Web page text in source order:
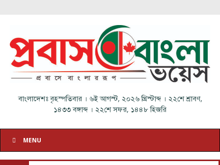
বাংলাদেশঃবৃহস্পতিবার। ৬ই আগস্ট, ২০২৬ খ্রিস্টাব্দ। ২২শে শ্রাবণ,
১৪৩৩ বঙ্গাব্দ । ২২শে সফর, ১৪৪৮ হিজরি
MENU